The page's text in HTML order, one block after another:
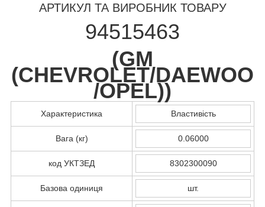
АРТИКУЛ ТА ВИРОБНИК ТОВАРУ
94515463
(GM
(CHEVROLET/DAEWOO
/OPEL))
Характеристика Властивість
Вага (кг) 0.06000
код УКТЗЕД 8302300090
Базова одиниця шт.